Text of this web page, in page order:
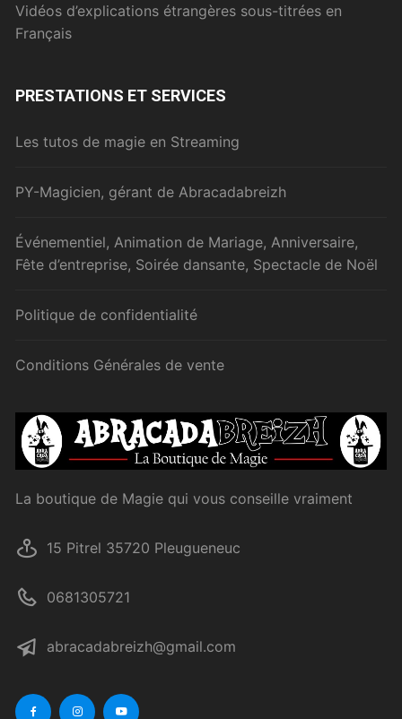
Vidéos d’explications étrangères sous-titrées en
Français
PRESTATIONS ET SERVICES
Les tutos de magie en Streaming
PY-Magicien, gérant de Abracadabreizh
Événementiel, Animation de Mariage, Anniversaire,
Fête d’entreprise, Soirée dansante, Spectacle de Noël
Politique de confidentialité
Conditions Générales de vente
La boutique de Magie qui vous conseille vraiment
15 Pitrel 35720 Pleugueneuc
0681305721
abracadabreizh@gmail.com